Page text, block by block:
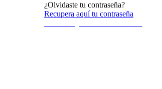
¿Olvidaste tu contraseña?
Recupera aquí tu contraseña